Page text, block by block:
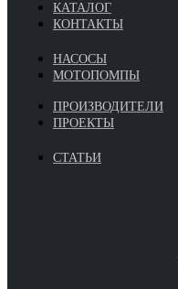
КАТАЛОГ
КОНТАКТЫ
НАСОСЫ
МОТОПОМПЫ
ПРОИЗВОДИТЕЛИ
ПРОЕКТЫ
СТАТЬИ